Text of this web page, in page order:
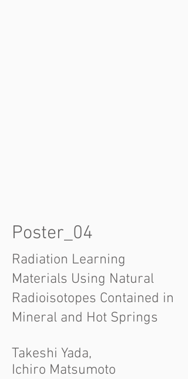
Poster_04
Radiation Learning
Materials Using Natural
Radioisotopes Contained in
Mineral and Hot Springs
Takeshi Yada,
Ichiro Matsumoto